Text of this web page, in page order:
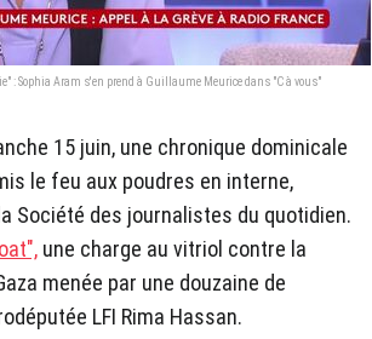
: Sophia Aram s'en prend à Guillaume Meurice dans "C à vous"
15 juin, une chronique dominicale
le feu aux poudres en interne,
Société des journalistes du quotidien.
une charge au vitriol contre la
menée par une douzaine de
LFI Rima Hassan.